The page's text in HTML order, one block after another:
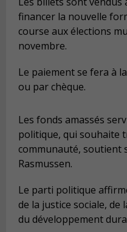
financer la nouvelle
course aux élections
novembre.
Le paiement se fera à
ou par chèque.
Les fonds amassés
politique, qui souhaite
communauté, soutient
Rasmussen.
Le parti politique
de la justice sociale,
du développement